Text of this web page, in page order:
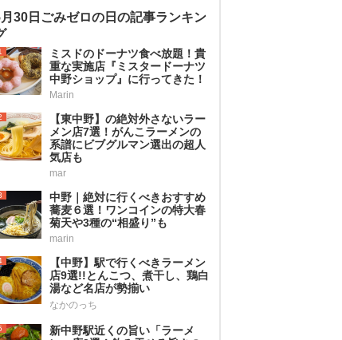
30日ごみゼロの日の記事ランキン
ミスドのドーナツ食べ放題！貴
重な実施店『ミスタードーナツ
中野ショップ』に行ってきた！
Marin
【東中野】の絶対外さないラー
メン店7選！がんこラーメンの
系譜にビブグルマン選出の超人
気店も
mar
中野｜絶対に行くべきおすすめ
蕎麦６選！ワンコインの特大春
菊天や3種の“相盛り”も
marin
【中野】駅で行くべきラーメン
店9選!!とんこつ、煮干し、鶏白
湯など名店が勢揃い
なかのっち
新中野駅近くの旨い「ラーメ